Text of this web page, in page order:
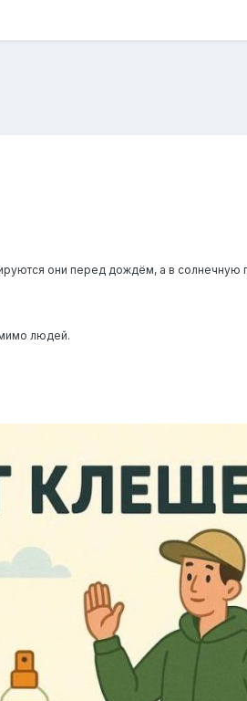
они перед дождём, а в
мимо людей.